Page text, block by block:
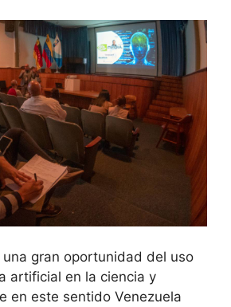
gran oportunidad del uso
artificial en la ciencia y
en este sentido Venezuela